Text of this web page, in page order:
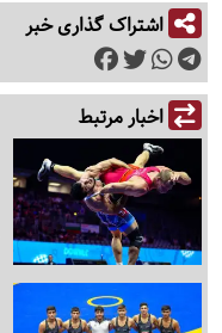
اشتراک گذاری خبر
اخبار مرتبط